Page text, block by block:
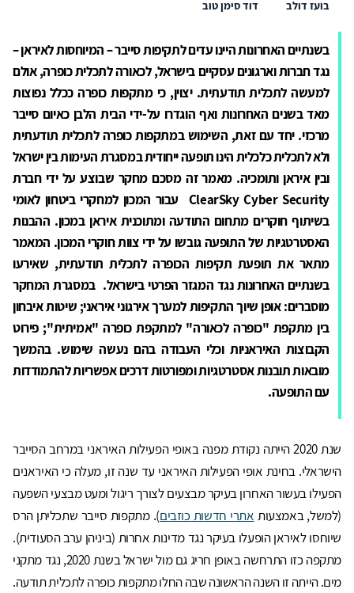
בועז דולב דוד סימן טוב
בשנתיים האחרונות היינו עדים לתקיפות סייבר – המיוחסות לאיראן –
נגד חברות וארגונים עסקיים בישראל, לכאורה לתכלית כופרה, אולם
למעשה לתכלית תודעתית. יצוין, כי מתקפות כופרה ככלל נפוצות
מאד בשנים האחרונות ואף הוגדרו על-ידי הבית הלבן כאיום סייבר
מרכזי. יחד עם זאת, השימוש במתקפות כופרה לתכלית תודעתית
ולא לתכלית כלכלית הינו תופעה ייחודית במסגרת העימות בין ישראל
ובין איראן ותומכיה. מאמר זה מסכם מחקר שבוצע על ידי חברת
ClearSky Cyber Security עבור המכון למחקרי ביטחון לאומי
בשיתוף חוקרים מתחום התודעה ומתוכנית איראן במכון. ההבנות
האסטרטגיות של התופעה גובשו על ידי צוות חוקרי המכון. המאמר
מתאר את תופעת תקיפות הכופרה לתכלית תודעתית, שאירעו
בשנתיים האחרונות נגד המגזר הפרטי בישראל. במסגרת המחקר
מוסברים: אופן שיוך התקיפות למערך אירגוני איראני; שיטות איבחון
בין מתקפת "כופרה לכאורה" למתקפת כופרה "אמיתית"; פירוט
הקבוצות האיראניות וכלי העבודה בהם נעשה שימוש. בהמשך
מובאות תובנות אסטרטגיות ומפורטות דרכים אפשריות להתמודדות
עם התופעה.
שנת 2020 הייתה נקודת מפנה באופי הפעילות האיראני במרחב הסייבר
הישראלי. בחינת אופי הפעילות האיראני עד שנה זו, מעלה כי האיראנים
הפעילו בעשור האחרון בעיקר מבצעים לצורך ריגול ומעט מבצעי השפעה
(למשל, באמצעות אתרי חדשות כוזבים). מתקפות סייבר שתכליתן הרס
שיוחסו לאיראן הופעלו בעיקר נגד מדינות אחרות (ביניהן ערב הסעודית).
מתקפה כזו התרחשה באופן חריג גם מול ישראל בשנת 2020, נגד מתקני
מים. הייתה זו השנה הראשונה שבה החלו מתקפות כופרה לתכלית תודעה.